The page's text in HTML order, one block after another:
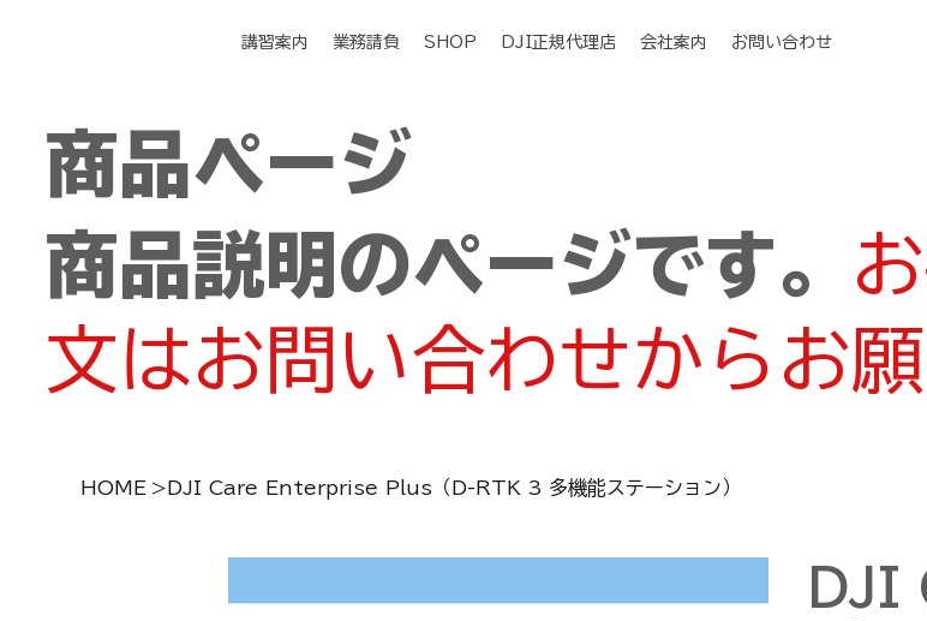
講習案内 業務請負 SHOP DJI正規代理店 会社案内 お問い合わせ
商品ページ
商品説明のページです。
文はお問い合わせからお願
HOME > DJI Care Enterprise Plus（D-RTK 3 多機能ステーション）
DJI